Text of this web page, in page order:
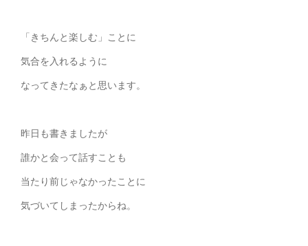
「きちんと楽しむ」ことに
気合を入れるように
なってきたなぁと思います。
昨日も書きましたが
誰かと会って話すことも
当たり前じゃなかったことに
気づいてしまったからね。